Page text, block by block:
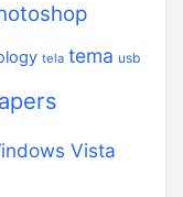
tela tema usb
Vista